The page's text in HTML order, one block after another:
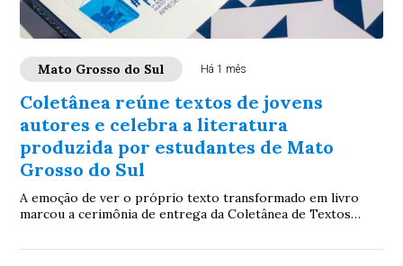
Mato Grosso do Sul Há 1 mês
Coletânea reúne textos de jovens
autores e celebra a literatura
produzida por estudantes de Mato
Grosso do Sul
A emoção de ver o próprio texto transformado em livro
marcou a cerimônia de entrega da Coletânea de Textos